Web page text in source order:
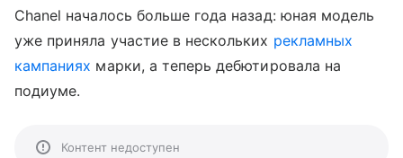
Chanel началось больше года назад: юная модель
уже приняла участие в нескольких рекламных
кампаниях марки, а теперь дебютировала на
подиуме.
Контент недоступен